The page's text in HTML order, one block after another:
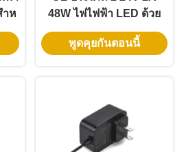
าห
48W ไฟไฟฟ้า LED ด้วย
การเข้า 100-240V สําหรับ
ไฟเทป LED
พูดคุยกันตอนนี้